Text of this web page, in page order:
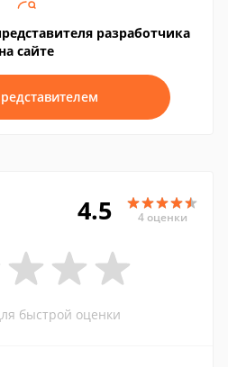
разработчика
на сайте
4.5 4 оценки
быстрой оценки